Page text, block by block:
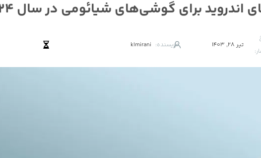
اندروید برای گوشی‌های شیائومی در سال 2024
تیر 28, 1403 نویسنده: k1mirani